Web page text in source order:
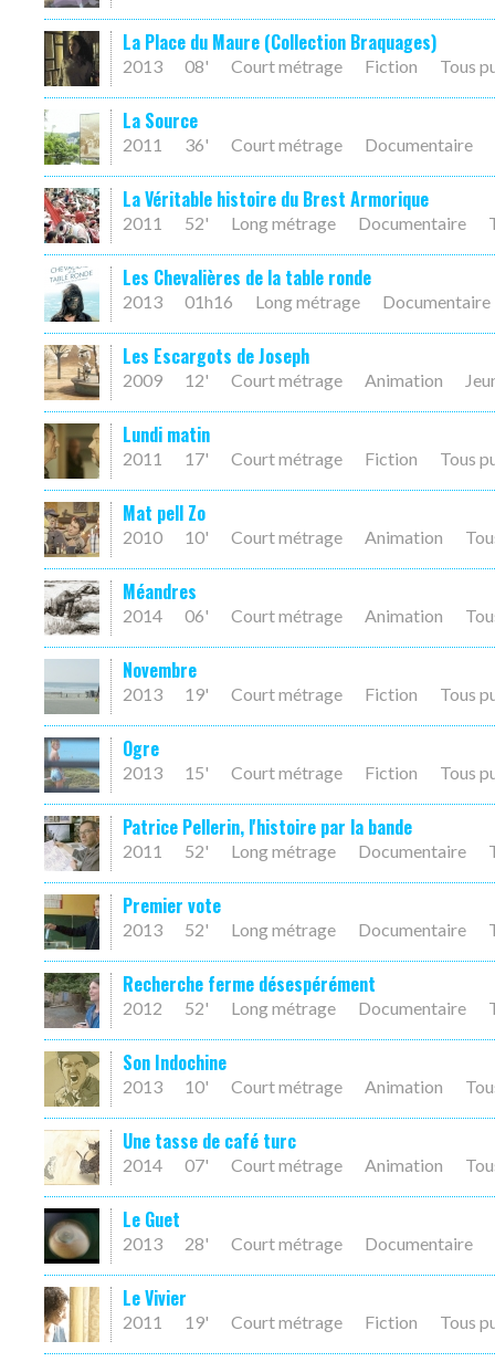
La Place du Maure (Collection Braquages)
2013 08' Court métrage Fiction Tous
La Source
2011 36' Court métrage Documentaire
La Véritable histoire du Brest Armorique
2011 52' Long métrage Documentaire
Les Chevalières de la table ronde
2013 01h16 Long métrage Documentaire
Les Escargots de Joseph
2009 12' Court métrage Animation
Lundi matin
2011 17' Court métrage Fiction Tous
Mat pell Zo
2010 10' Court métrage Animation
Méandres
2014 06' Court métrage Animation
Novembre
2013 19' Court métrage Fiction Tous
Ogre
2013 15' Court métrage Fiction Tous
Patrice Pellerin, l'histoire par la bande
2011 52' Long métrage Documentaire
Premier vote
2013 52' Long métrage Documentaire
Recherche ferme désespérément
2012 52' Long métrage Documentaire
Son Indochine
2013 10' Court métrage Animation
Une tasse de café turc
2014 07' Court métrage Animation
Le Guet
2013 28' Court métrage Documentaire
Le Vivier
2011 19' Court métrage Fiction Tous